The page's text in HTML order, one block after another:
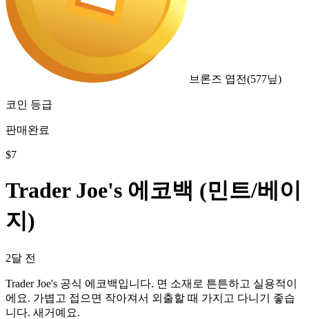
브론즈 엽전(577닢)
코인 등급
판매완료
$7
Trader Joe's 에코백 (민트/베이
지)
2달 전
Trader Joe's 공식 에코백입니다. 면 소재로 튼튼하고 실용적이
에요. 가볍고 접으면 작아져서 외출할 때 가지고 다니기 좋습
니다. 새거예요.